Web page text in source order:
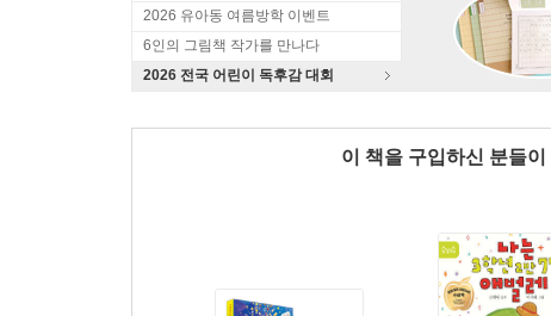
2026 유아동 여름방학 이벤트
6인의 그림책 작가를 만나다
2026 전국 어린이 독후감 대회
이 책을 구입하신 분들이